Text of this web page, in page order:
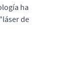
ha
de